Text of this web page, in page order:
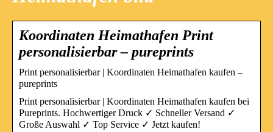
Koordinaten Heimathafen Print
personalisierbar – pureprints
Print personalisierbar | Koordinaten Heimathafen kaufen –
pureprints
Print personalisierbar | Koordinaten Heimathafen kaufen bei
Pureprints. Hochwertiger Druck ✓ Schneller Versand ✓
Große Auswahl ✓ Top Service ✓ Jetzt kaufen!